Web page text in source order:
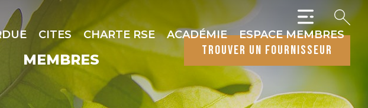
CITES CHARTE RSE ACADÉMIE ESPACE MEMBRES
MEMBRES
trouver un fournisseur